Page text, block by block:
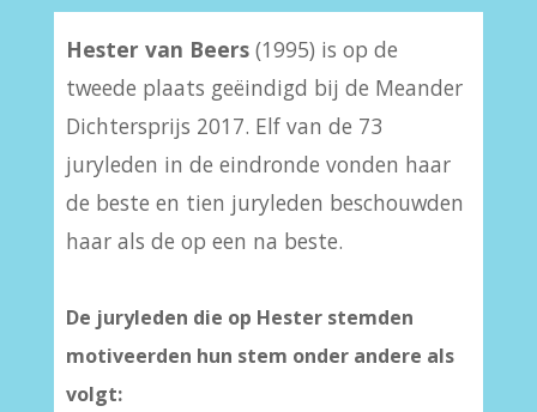
Hester van Beers(1995) is op de
tweede plaats geëindigd bij de Meander
Dichtersprijs 2017. Elf van de 73
juryleden in de eindronde vonden haar
de beste en tien juryleden beschouwden
haar als de op een na beste.
De juryleden die op Hester stemden
motiveerden hun stem onder andere als
volgt: